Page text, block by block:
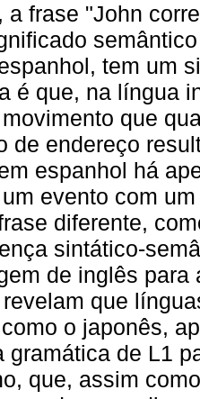
a frase "John
tem um
é que, na língua
que
de endereço
espanhol há
evento com
diferente,
sintático-
de inglês
que
o japonês,
gramática de L1
que, assim